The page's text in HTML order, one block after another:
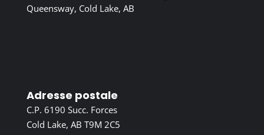
Queensway, Cold Lake, AB
Adresse postale
C.P. 6190 Succ. Forces
Cold Lake, AB T9M 2C5